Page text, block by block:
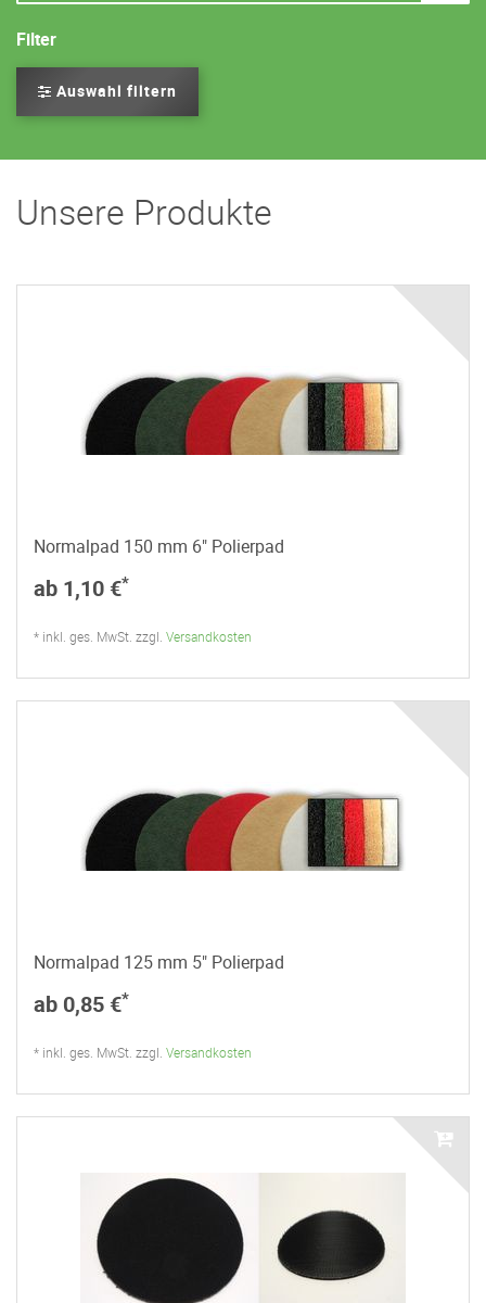
Filter
Auswahl filtern
Unsere Produkte
Normalpad 150 mm 6" Polierpad
ab 1,10 €*
* inkl. ges. MwSt. zzgl. Versandkosten
Normalpad 125 mm 5" Polierpad
ab 0,85 €*
* inkl. ges. MwSt. zzgl. Versandkosten